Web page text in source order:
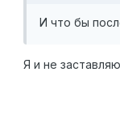
И что бы
Я и не